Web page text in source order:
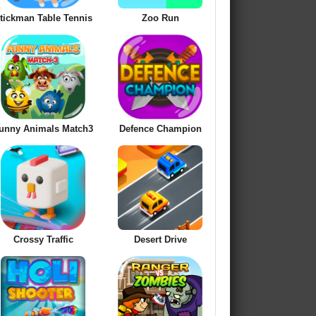
Table Tennis Zoo Run
Animals Match3 Defence Champion
Crossy Traffic Desert Drive